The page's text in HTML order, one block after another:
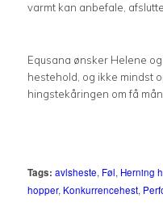
varmt kan anbefale,
Equsana ønsker Helene
hestehold, og ikke mindst
hingstekåringen om få
Tags: avlsheste, Føl, Herning
hopper, Konkurrencehest,